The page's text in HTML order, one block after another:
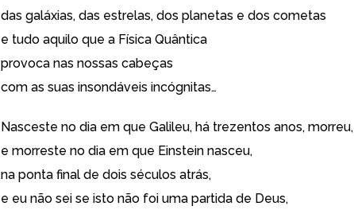
das galáxias, das estrelas, dos planetas e dos cometas
e tudo aquilo que a Física Quântica
provoca nas nossas cabeças
com as suas insondáveis incógnitas…
Nasceste no dia em que Galileu, há trezentos anos, morreu,
e morreste no dia em que Einstein nasceu,
na ponta final de dois séculos atrás,
e eu não sei se isto não foi uma partida de Deus,